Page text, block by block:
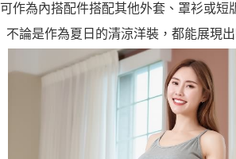
可作為內搭配件搭配其他外套、罩衫或短
不論是作為夏日的清涼洋裝，都能展現